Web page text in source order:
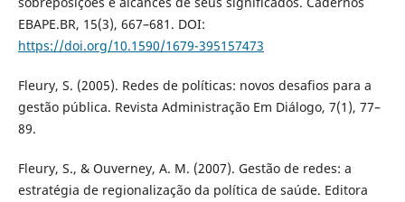
EBAPE.BR, 15(3), 667–681. DOI:
https://doi.org/10.1590/1679-395157473
Fleury, S. (2005). Redes de políticas: novos desafios para a
gestão pública. Revista Administração Em Diálogo, 7(1), 77–
89.
Fleury, S., & Ouverney, A. M. (2007). Gestão de redes: a
estratégia de regionalização da política de saúde. Editora